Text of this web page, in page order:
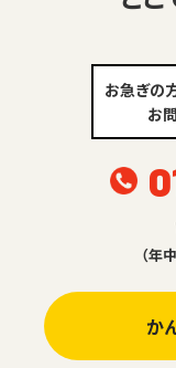
お急ぎの
お
（年
か